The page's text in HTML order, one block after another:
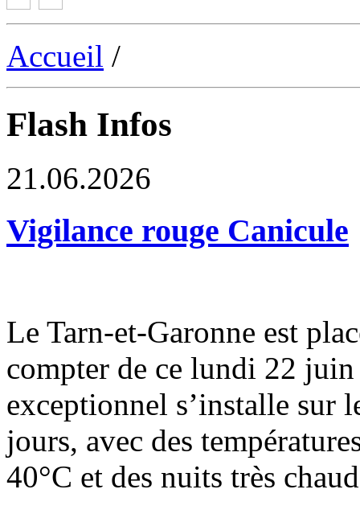
Accueil /
Flash Infos
21.06.2026
Vigilance rouge Canicule
Le Tarn-et-Garonne est
compter de ce lundi 22
exceptionnel s’installe sur
jours, avec des
40°C et des nuits très